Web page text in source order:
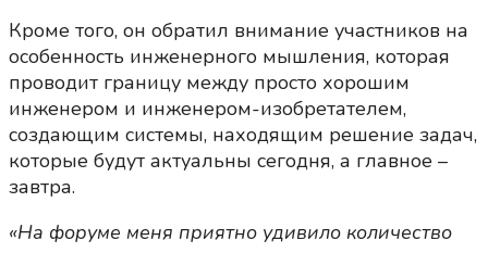
Кроме того, он обратил внимание участников на
особенность инженерного мышления, которая
проводит границу между просто хорошим
инженером и инженером-изобретателем,
создающим системы, находящим решение задач,
которые будут актуальны сегодня, а главное –
завтра.
«На форуме меня приятно удивило количество